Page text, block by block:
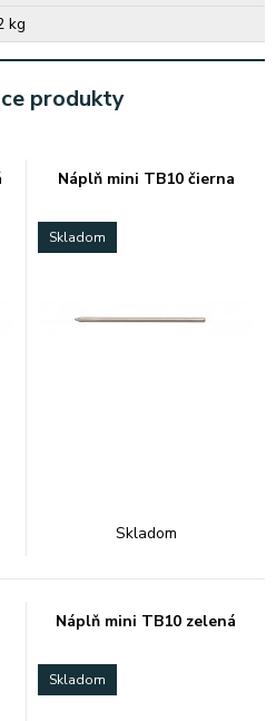
kg
produkty
Náplň mini TB10 čierna
Skladom
Skladom
Náplň mini TB10 zelená
Skladom